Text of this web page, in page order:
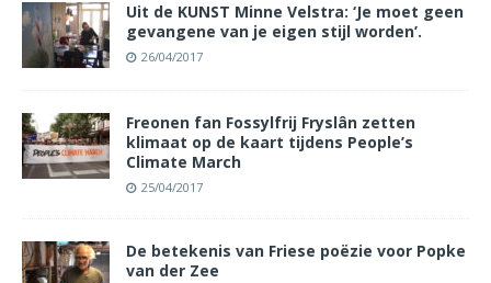
Uit de KUNST Minne Velstra: ‘Je moet geen
gevangene van je eigen stijl worden’.
26/04/2017
Freonen fan Fossylfrij Fryslân zetten
klimaat op de kaart tijdens People’s
Climate March
25/04/2017
De betekenis van Friese poëzie voor Popke
van der Zee